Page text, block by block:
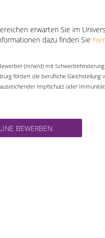
erwarten Sie im
dazu finden Sie hier
(m/w/d) mit
fördert die berufliche Gleichstellung
Impfschutz oder
BEWERBEN